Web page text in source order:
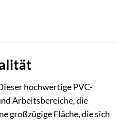
hochwertige PVC-
Arbeitsbereiche, die
großzügige Fläche, die sich